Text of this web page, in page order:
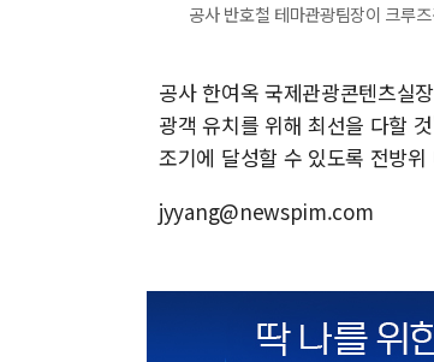
공사 반호철 테마관광팀장이 크루
공사 한여옥 국제관광콘텐츠실
광객 유치를 위해 최선을 다할
조기에 달성할 수 있도록 전방
jyyang@newspim.com